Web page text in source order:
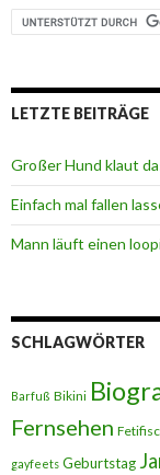
LETZTE BEITRÄGE
Großer Hund klaut
Einfach mal fallen
Mann läuft einen
SCHLAGWÖRTER
Barfuß Bikini
Fernsehen
gayfeets Geburtstag